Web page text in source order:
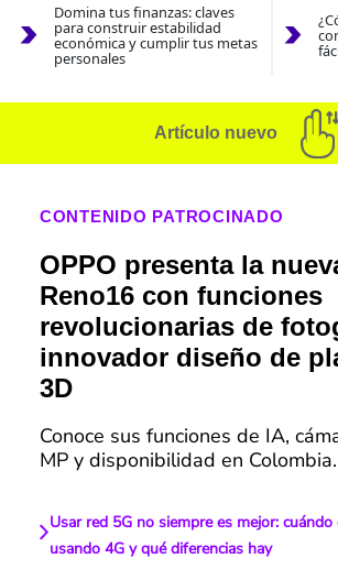
Domina tus finanzas: claves
para construir estabilidad
económica y cumplir tus metas
personales
Artículo nuevo
CONTENIDO PATROCINADO
OPPO presenta la
Reno16 con funciones
revolucionarias de
innovador diseño de
3D
Conoce sus funciones de IA,
MP y disponibilidad en Colombia.
Usar red 5G no siempre es mejor:
usando 4G y qué diferencias hay